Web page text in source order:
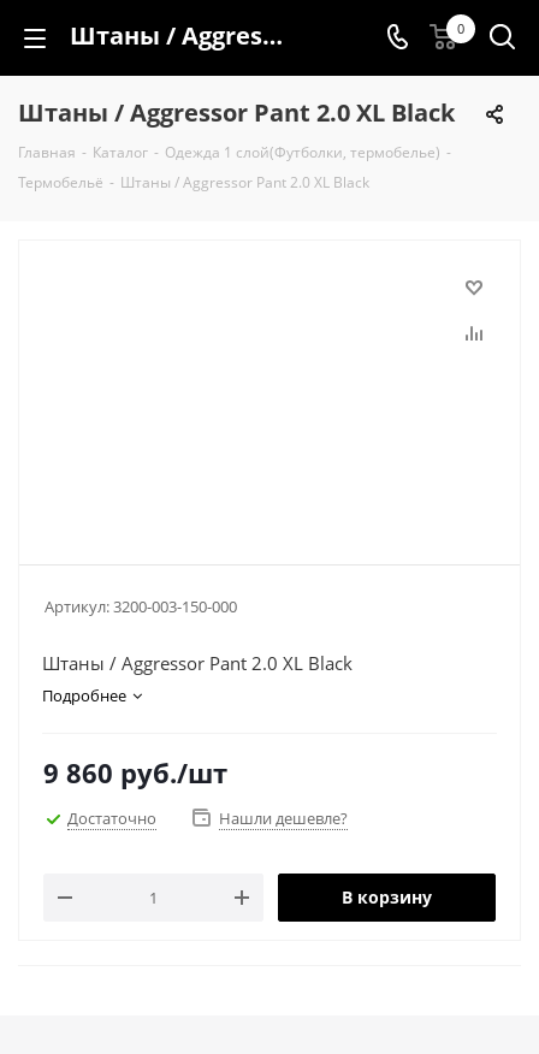
Штаны / Aggressor Pant 2.0 XL Black 0
Штаны / Aggressor Pant 2.0 XL Black
Главная - Каталог - Одежда 1 слой(Футболки, термобелье) -
Термобельё - Штаны / Aggressor Pant 2.0 XL Black
Артикул:3200-003-150-000
Штаны / Aggressor Pant 2.0 XL Black
Подробнее
9 860 руб./шт
Достаточно Нашли дешевле?
В корзину